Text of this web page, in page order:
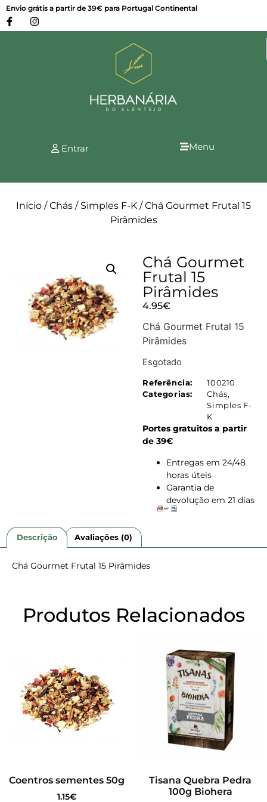
Envio grátis a partir de 39€ para Portugal Continental
Entrar Menu
Início /Chás / Simples F-K / Chá Gourmet Frutal 15
Pirâmides
Chá Gourmet
Frutal 15
Pirâmides
4.95€
Chá Gourmet Frutal 15
Pirâmides
Esgotado
Referência:
100210
Categorias:
Chás,
Simples F-
K
Portes gratuitos a partir
de 39€
Entregas em 24/48
horas úteis
Garantia de
devolução em 21 dias
Descrição Avaliações (0)
Chá Gourmet Frutal 15 Pirâmides
Produtos Relacionados
Coentros sementes 50g
1.15€
Tisana Quebra Pedra
100g Biohera